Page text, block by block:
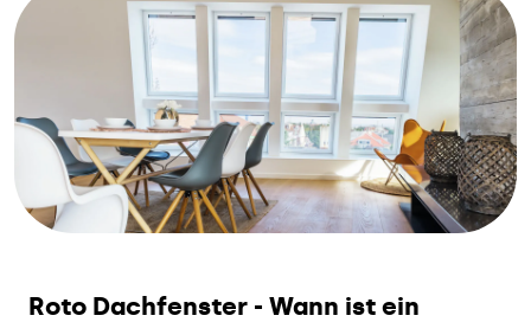
Roto Dachfenster - Wann ist ein